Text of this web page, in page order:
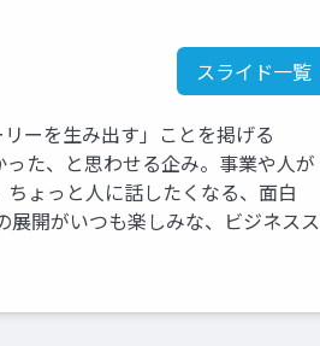
スライド一覧
ーを生み出す」ことを掲げる
た、と思わせる企み。事業や人が
ょっと人に話したくなる、面白
展開がいつも楽しみな、ビジネスス